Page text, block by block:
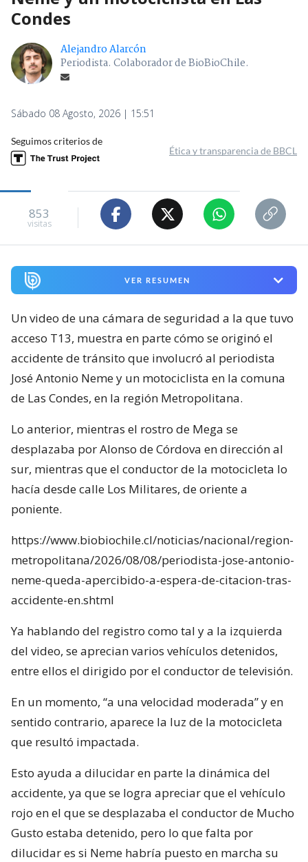
Condes
Alejandro Alarcón
Periodista. Colaborador de BioBioChile.
Sábado 08 Agosto, 2026 | 15:51
Seguimos criterios de
Ética y transparencia de BBCL
853
visitas
VER RESUMEN
Un video de una cámara de seguridad a la que tuvo
acceso T13, muestra en parte cómo se originó el
accidente de tránsito que involucró al periodista
José Antonio Neme y un motociclista en la comuna
de Las Condes, en la región Metropolitana.
Lo anterior, mientras el rostro de Mega se
desplazaba por Alonso de Córdova en dirección al
sur, mientras que el conductor de la motocicleta lo
hacía desde calle Los Militares, de oriente a
poniente.
https://www.biobiochile.cl/noticias/nacional/region-
metropolitana/2026/08/08/periodista-jose-antonio-
neme-queda-apercibido-a-espera-de-citacion-tras-
accidente-en.shtml
Ya hablando del registro como tal y a la izquierda
del video, se aprecian varios vehículos detenidos,
entre ellos el dirigido por el conductor de televisión.
En un momento, “a una velocidad moderada” y en
sentido contrario, aparece la luz de la motocicleta
que resultó impactada.
Esto ayuda a dilucidar en parte la dinámica del
accidente, ya que se logra apreciar que el vehículo
rojo en el que se desplazaba el conductor de Mucho
Gusto estaba detenido, pero lo que falta por
dilucidar es si Neme habría puesto en marcha su